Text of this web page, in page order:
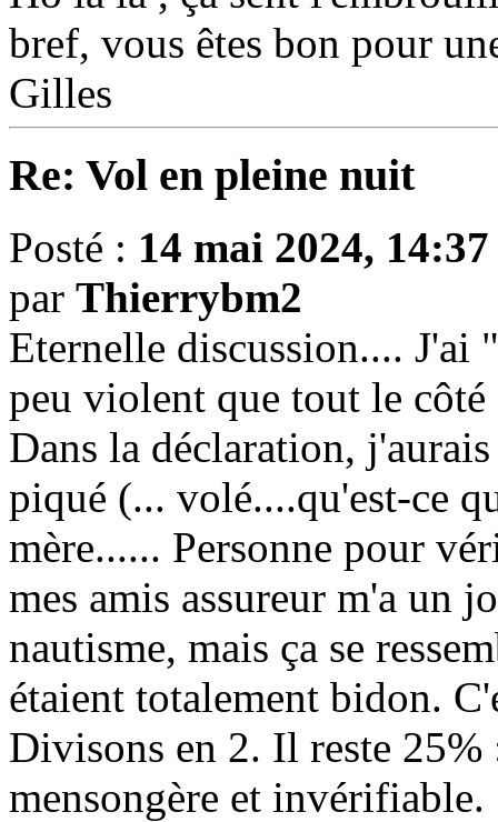
bref, vous êtes bon pour
Gilles
Re: Vol en pleine nuit
Posté : 14 mai 2024, 14:37
par Thierrybm2
Eternelle discussion.... J'ai
peu violent que tout le
Dans la déclaration,
piqué (... volé....qu'est-ce
mère...... Personne pour
mes amis assureur m'a un
nautisme, mais ça se
étaient totalement bidon.
Divisons en 2. Il reste 25%
mensongère et invérifiable.